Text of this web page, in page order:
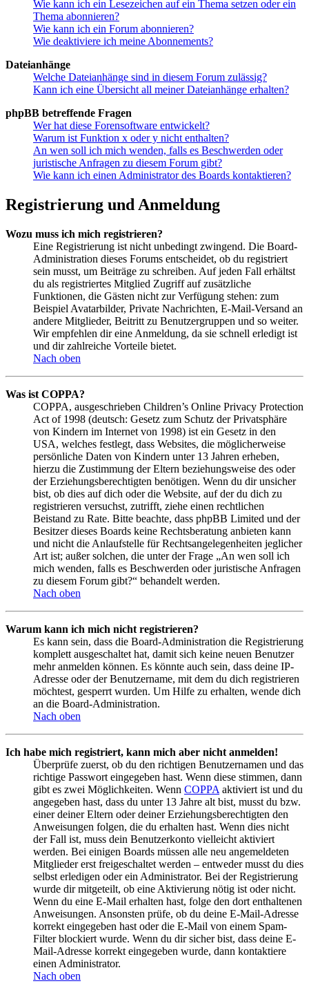
Wie kann ich ein Lesezeichen auf ein Thema setzen oder ein
Thema abonnieren?
Wie kann ich ein Forum abonnieren?
Wie deaktiviere ich meine Abonnements?
Dateianhänge
Welche Dateianhänge sind in diesem Forum zulässig?
Kann ich eine Übersicht all meiner Dateianhänge erhalten?
phpBB betreffende Fragen
Wer hat diese Forensoftware entwickelt?
Warum ist Funktion x oder y nicht enthalten?
An wen soll ich mich wenden, falls es Beschwerden oder
juristische Anfragen zu diesem Forum gibt?
Wie kann ich einen Administrator des Boards kontaktieren?
Registrierung und Anmeldung
Wozu muss ich mich registrieren?
Eine Registrierung ist nicht unbedingt zwingend. Die Board-
Administration dieses Forums entscheidet, ob du registriert
sein musst, um Beiträge zu schreiben. Auf jeden Fall erhältst
du als registriertes Mitglied Zugriff auf zusätzliche
Funktionen, die Gästen nicht zur Verfügung stehen: zum
Beispiel Avatarbilder, Private Nachrichten, E-Mail-Versand an
andere Mitglieder, Beitritt zu Benutzergruppen und so weiter.
Wir empfehlen dir eine Anmeldung, da sie schnell erledigt ist
und dir zahlreiche Vorteile bietet.
Nach oben
Was ist COPPA?
COPPA, ausgeschrieben Children’s Online Privacy Protection
Act of 1998 (deutsch: Gesetz zum Schutz der Privatsphäre
von Kindern im Internet von 1998) ist ein Gesetz in den
USA, welches festlegt, dass Websites, die möglicherweise
persönliche Daten von Kindern unter 13 Jahren erheben,
hierzu die Zustimmung der Eltern beziehungsweise des oder
der Erziehungsberechtigten benötigen. Wenn du dir unsicher
bist, ob dies auf dich oder die Website, auf der du dich zu
registrieren versuchst, zutrifft, ziehe einen rechtlichen
Beistand zu Rate. Bitte beachte, dass phpBB Limited und der
Besitzer dieses Boards keine Rechtsberatung anbieten kann
und nicht die Anlaufstelle für Rechtsangelegenheiten jeglicher
Art ist; außer solchen, die unter der Frage „An wen soll ich
mich wenden, falls es Beschwerden oder juristische Anfragen
zu diesem Forum gibt?“ behandelt werden.
Nach oben
Warum kann ich mich nicht registrieren?
Es kann sein, dass die Board-Administration die Registrierung
komplett ausgeschaltet hat, damit sich keine neuen Benutzer
mehr anmelden können. Es könnte auch sein, dass deine IP-
Adresse oder der Benutzername, mit dem du dich registrieren
möchtest, gesperrt wurden. Um Hilfe zu erhalten, wende dich
an die Board-Administration.
Nach oben
Ich habe mich registriert, kann mich aber nicht anmelden!
Überprüfe zuerst, ob du den richtigen Benutzernamen und das
richtige Passwort eingegeben hast. Wenn diese stimmen, dann
gibt es zwei Möglichkeiten. Wenn COPPA aktiviert ist und du
angegeben hast, dass du unter 13 Jahre alt bist, musst du bzw.
einer deiner Eltern oder deiner Erziehungsberechtigten den
Anweisungen folgen, die du erhalten hast. Wenn dies nicht
der Fall ist, muss dein Benutzerkonto vielleicht aktiviert
werden. Bei einigen Boards müssen alle neu angemeldeten
Mitglieder erst freigeschaltet werden – entweder musst du dies
selbst erledigen oder ein Administrator. Bei der Registrierung
wurde dir mitgeteilt, ob eine Aktivierung nötig ist oder nicht.
Wenn du eine E-Mail erhalten hast, folge den dort enthaltenen
Anweisungen. Ansonsten prüfe, ob du deine E-Mail-Adresse
korrekt eingegeben hast oder die E-Mail von einem Spam-
Filter blockiert wurde. Wenn du dir sicher bist, dass deine E-
Mail-Adresse korrekt eingegeben wurde, dann kontaktiere
einen Administrator.
Nach oben